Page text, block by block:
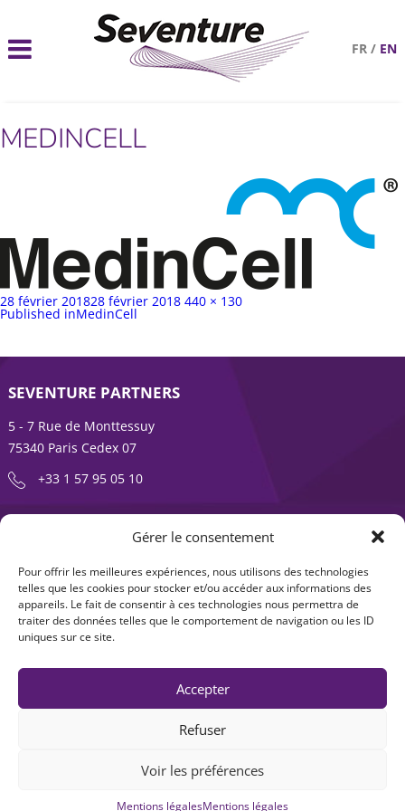
Gérer le consentement
Pour offrir les meilleures expériences, nous utilisons des technologies
telles que les cookies pour stocker et/ou accéder aux informations des
appareils. Le fait de consentir à ces technologies nous permettra de
traiter des données telles que le comportement de navigation ou les ID
uniques sur ce site.
Accepter
Refuser
Voir les préférences
Mentions légalesMentions légales
FR / EN
MEDINCELL
Publié
sur
28 février 201828 février 2018 Taille
440 × 130
Navigation
Published inMedinCell
SEVENTURE PARTNERS
5 - 7 Rue de Monttessuy
75340 Paris Cedex 07
+33 1 57 95 05 10
ENTREPRENDRE EST UNE AVENTURE
À propos
Expertises
Offre produits
Actualités
Contact